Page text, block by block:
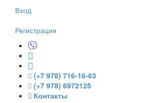
Вход
Регистрация
(+7 978) 716-16-63
(+7 978) 6972125
Контакты